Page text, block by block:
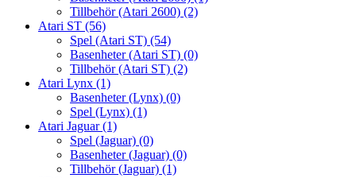
Tillbehör (Atari 2600) (2)
Atari ST (56)
Spel (Atari ST) (54)
Basenheter (Atari ST) (0)
Tillbehör (Atari ST) (2)
Atari Lynx (1)
Basenheter (Lynx) (0)
Spel (Lynx) (1)
Atari Jaguar(1)
Spel (Jaguar) (0)
Basenheter (Jaguar) (0)
Tillbehör (Jaguar) (1)